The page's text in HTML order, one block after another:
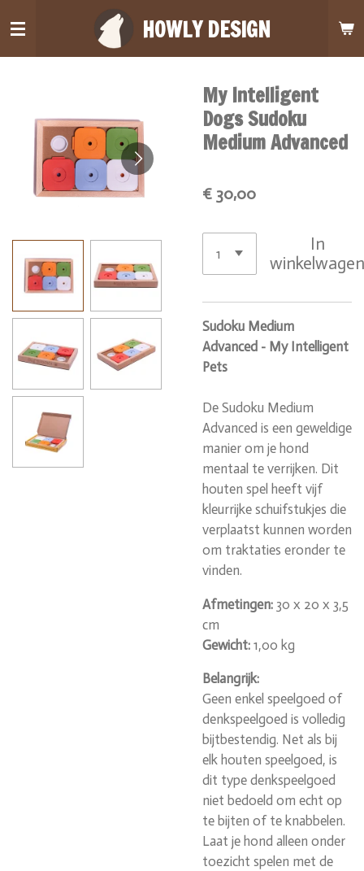
direct
naar
HOWLY DESIGN
My Intelligent
Dogs Sudoku
Medium Advanced
€ 30,00
In
Sudoku Medium
Advanced - My Intelligent
Pets
De Sudoku Medium
Advanced is een geweldige
manier om je hond
mentaal te verrijken. Dit
houten spel heeft vijf
kleurrijke schuifstukjes die
verplaatst kunnen worden
om traktaties eronder te
vinden.
Afmetingen: 30 x 20 x 3,5
cm
Gewicht: 1,00 kg
Belangrijk:
Geen enkel speelgoed of
denkspeelgoed is volledig
bijtbestendig. Net als bij
elk houten speelgoed, is
dit type denkspeelgoed
niet bedoeld om echt op
te bijten of te knabbelen.
Laat je hond alleen onder
toezicht spelen met de